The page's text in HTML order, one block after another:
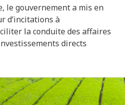
le gouvernement a mis en
d’incitations à
la conduite des affaires
directs